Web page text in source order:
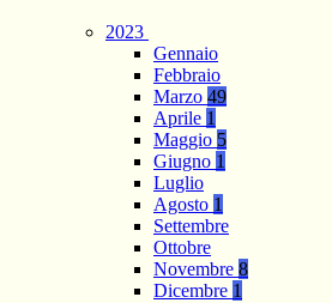
2023
Gennaio
Febbraio
Marzo 49
Aprile 1
Maggio 5
Giugno 1
Luglio
Agosto 1
Settembre
Ottobre
Novembre 8
Dicembre 1